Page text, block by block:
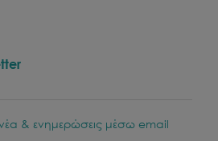
& ενημερώσεις μέσω email